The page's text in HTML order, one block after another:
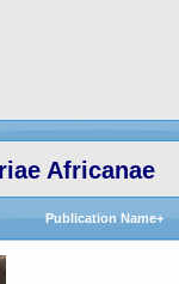
Africanae
Publication Name+